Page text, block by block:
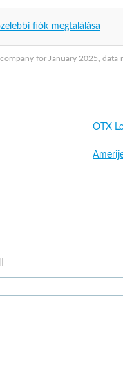
for January 2025, data
fiók megtalálása
OTX